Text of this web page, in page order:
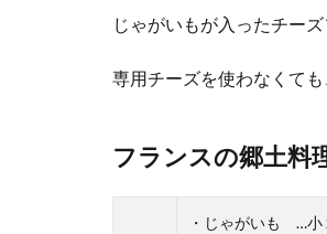
じゃがいもが入ったチー
専用チーズを使わなくて
フランスの郷土料
・じゃがいも …小